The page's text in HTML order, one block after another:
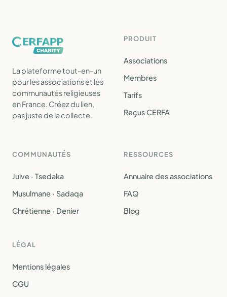
La plateforme tout-en-un
pour les associations et les
communautés religieuses
en France. Créez du lien,
pas juste de la collecte.
PRODUIT
Associations
Membres
Tarifs
Reçus CERFA
COMMUNAUTÉS
Juive · Tsedaka
Musulmane · Sadaqa
Chrétienne · Denier
RESSOURCES
Annuaire des associations
FAQ
Blog
LÉGAL
Mentions légales
CGU